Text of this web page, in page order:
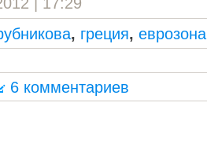
, греция, еврозона
6 комментариев